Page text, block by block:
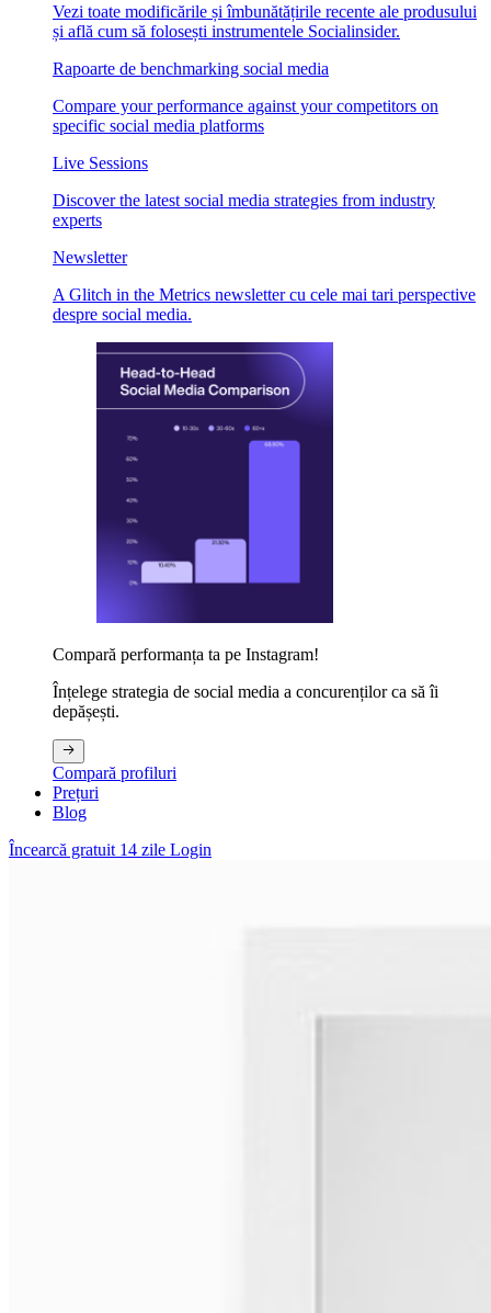
Vezi toate modificările și îmbunătățirile recente ale produsului
și află cum să folosești instrumentele Socialinsider.
Rapoarte de benchmarking social media
Compare your performance against your competitors on
specific social media platforms
Live Sessions
Discover the latest social media strategies from industry
experts
Newsletter
A Glitch in the Metrics newsletter cu cele mai tari perspective
despre social media.
Compară performanța ta pe Instagram!
Înțelege strategia de social media a concurenților ca să îi
depășești.
Compară profiluri
Prețuri
Blog
Încearcă gratuit 14 zile Login